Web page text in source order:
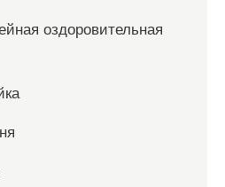
оздоровительная